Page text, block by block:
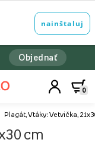
Objednať
0
Plagát, Vtáky: Vetvička,
cm